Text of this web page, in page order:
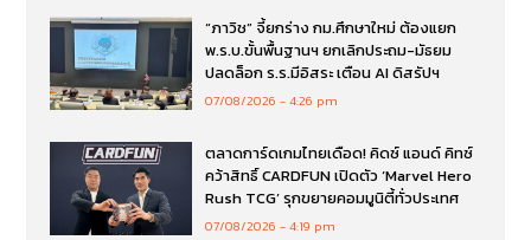
“ภาวิช” จี้ยกร่าง กม.ศึกษาใหม่ ต้องแยก
พ.ร.บ.ขั้นพื้นฐานฯ ยกเลิกประถม-มัธยม
ปลดล็อก ร.ร.มีอิสระ เตือน AI ดิสรัปฯ
07/08/2026 4:26 pm
ตลาดการ์ดเกมไทยเดือด! คิดซ์ แอนด์ คิทซ์
คว้าสิทธิ์ CARDFUN เปิดตัว ‘Marvel Hero
Rush TCG’ รุกขยายคอมมูนิตี้ทั่วประเทศ
07/08/2026 4:19 pm